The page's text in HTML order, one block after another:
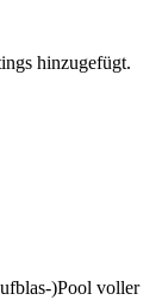
hinzugefügt.
)Pool voller